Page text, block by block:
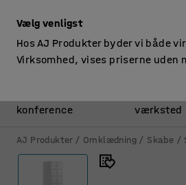
konference
værksted
AJ Produkter Omklædning Skabe
Vælg venligst
Hos AJ Produkter byder vi både
Virksomhed, vises priserne uden